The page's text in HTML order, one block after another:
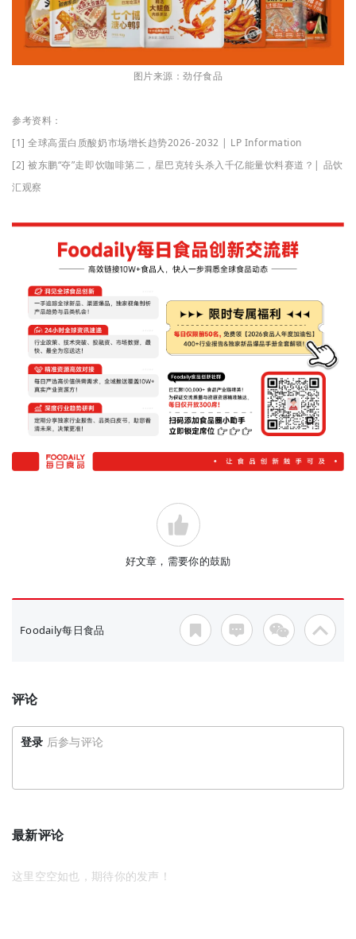
图片来源：劲仔食品
参考资料：
[1] 全球高蛋白质酸奶市场增长趋势2026-2032 | LP Information
[2] 被东鹏“夺”走即饮咖啡第二，星巴克转头杀入千亿能量饮料赛道？| 品饮
汇观察
好文章，需要你的鼓励
Foodaily每日食品
评论
登录 后参与评论
最新评论
这里空空如也，期待你的发声！